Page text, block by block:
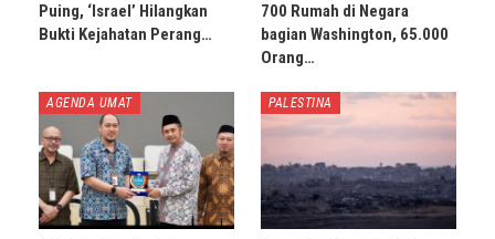
Puing, ‘Israel’ Hilangkan
Bukti Kejahatan Perang…
700 Rumah di Negara
bagian Washington, 65.000
Orang…
AGENDA UMAT PALESTINA